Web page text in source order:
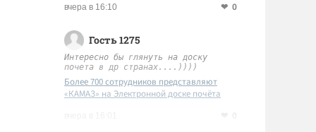
вчера в 16:10 0
Гость 1275
Интересно бы глянуть на доску
почета в др странах....))))
Более 700 сотрудников представляют
«КАМАЗ» на Электронной доске почёта